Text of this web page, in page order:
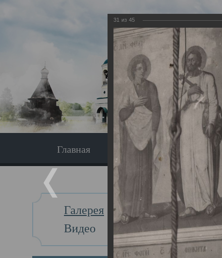
Главная Экскурсия
Галерея
Видео
Главная
31 из 45